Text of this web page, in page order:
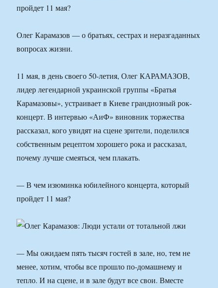
пройдет 11 мая?
Олег Карамазов — о братьях, сестрах и неразгаданных
вопросах жизни.
11 мая, в день своего 50-летия, Олег КАРАМАЗОВ,
лидер легендарной украинской группы «Братья
Карамазовы», устраивает в Киеве грандиозный рок-
концерт. В интервью «АиФ» виновник торжества
рассказал, кого увидят на сцене зрители, поделился
собственным рецептом хорошего рока и рассказал,
почему лучше смеяться, чем плакать.
— В чем изюминка юбилейного концерта, который
пройдет 11 мая?
— Мы ожидаем пять тысяч гостей в зале, но, тем не
менее, хотим, чтобы все прошло по-домашнему и
тепло. И на сцене, и в зале будут все свои. Вместе